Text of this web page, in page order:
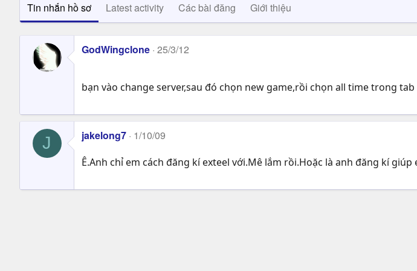
Tin nhắn hồ sơ Latest activity Các bài đăng Giới thiệu
GodWingclone 25/3/12
bạn vào change server,sau đó chọn new game,rồi chọn all time trong
J jakelong7 1/10/09
Ê.Anh chỉ em cách đăng kí exteel với.Mê lắm rồi.Hoặc là anh đăng kí